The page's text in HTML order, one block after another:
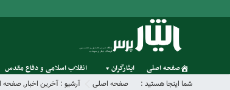
صفحه اصلی ایثارگران انقلاب اسلامی و دفاع مقدس
شما اینجا هستید : صفحه اصلی آرشیو : آخرین اخبار,صفحه